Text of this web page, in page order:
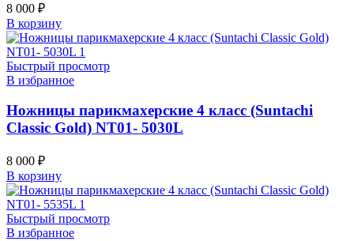
8 000 ₽
В корзину
Быстрый просмотр
В избранное
Ножницы парикмахерские 4 класс (Suntachi
Classic Gold) NT01- 5030L
8 000 ₽
В корзину
Быстрый просмотр
В избранное